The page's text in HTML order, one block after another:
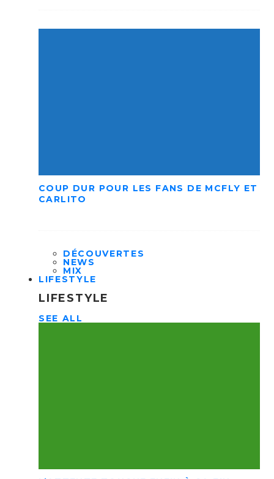
COUP DUR POUR LES FANS DE MCFLY ET
CARLITO
DÉCOUVERTES
NEWS
MIX
LIFESTYLE
LIFESTYLE
SEE ALL